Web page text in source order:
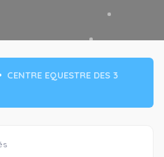
CENTRE EQUESTRE DES 3